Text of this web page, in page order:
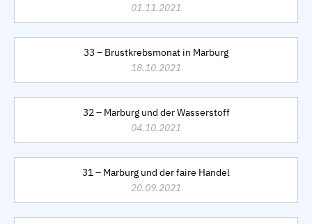
01.11.2021
33 – Brustkrebsmonat in Marburg
18.10.2021
32 – Marburg und der Wasserstoff
04.10.2021
31 – Marburg und der faire Handel
20.09.2021